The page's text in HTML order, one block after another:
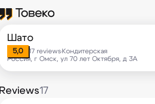
Шато
5,0 17 reviews•Кондитерская
Россия, г Омск, ул 70 лет Октября, д 3А
Reviews17